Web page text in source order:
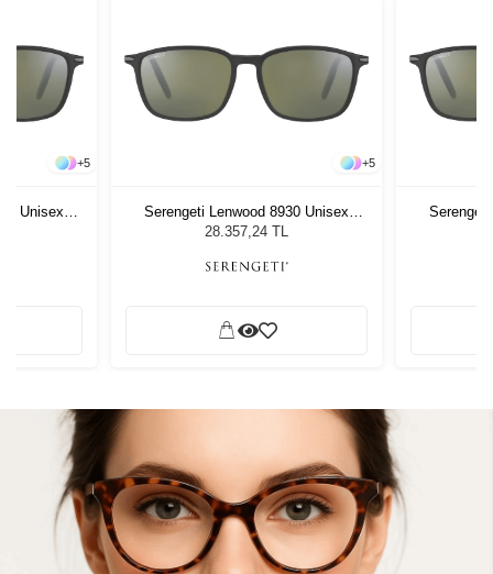
+5
Unisex
+5
Serengeti Lenwood 8930 Unisex
Güneş Gözlüğü
28.357,24 TL